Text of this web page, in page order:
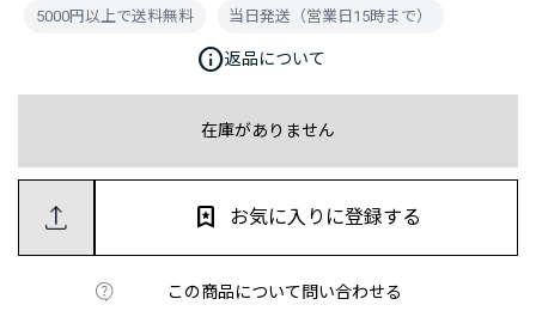
在庫がありません
この商品について問い合わせる
お気に入りに登録する
5000円以上で送料無料 当日発送（営業日15時まで）
info返品について